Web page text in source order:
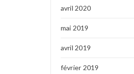
avril 2020
mai 2019
avril 2019
février 2019